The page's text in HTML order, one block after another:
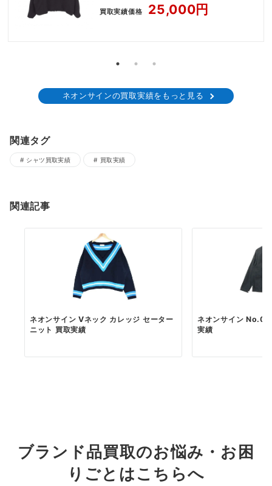
買取実績価格 25,000円
ネオンサインの買取実績をもっと見る
関連タグ
シャツ買取実績 買取実績
関連記事
ネオンサイン Vネック カレッジ セーター
ニット 買取実績
ネオンサイン
実績
ブランド品買取のお悩み・お困
りごとはこちらへ